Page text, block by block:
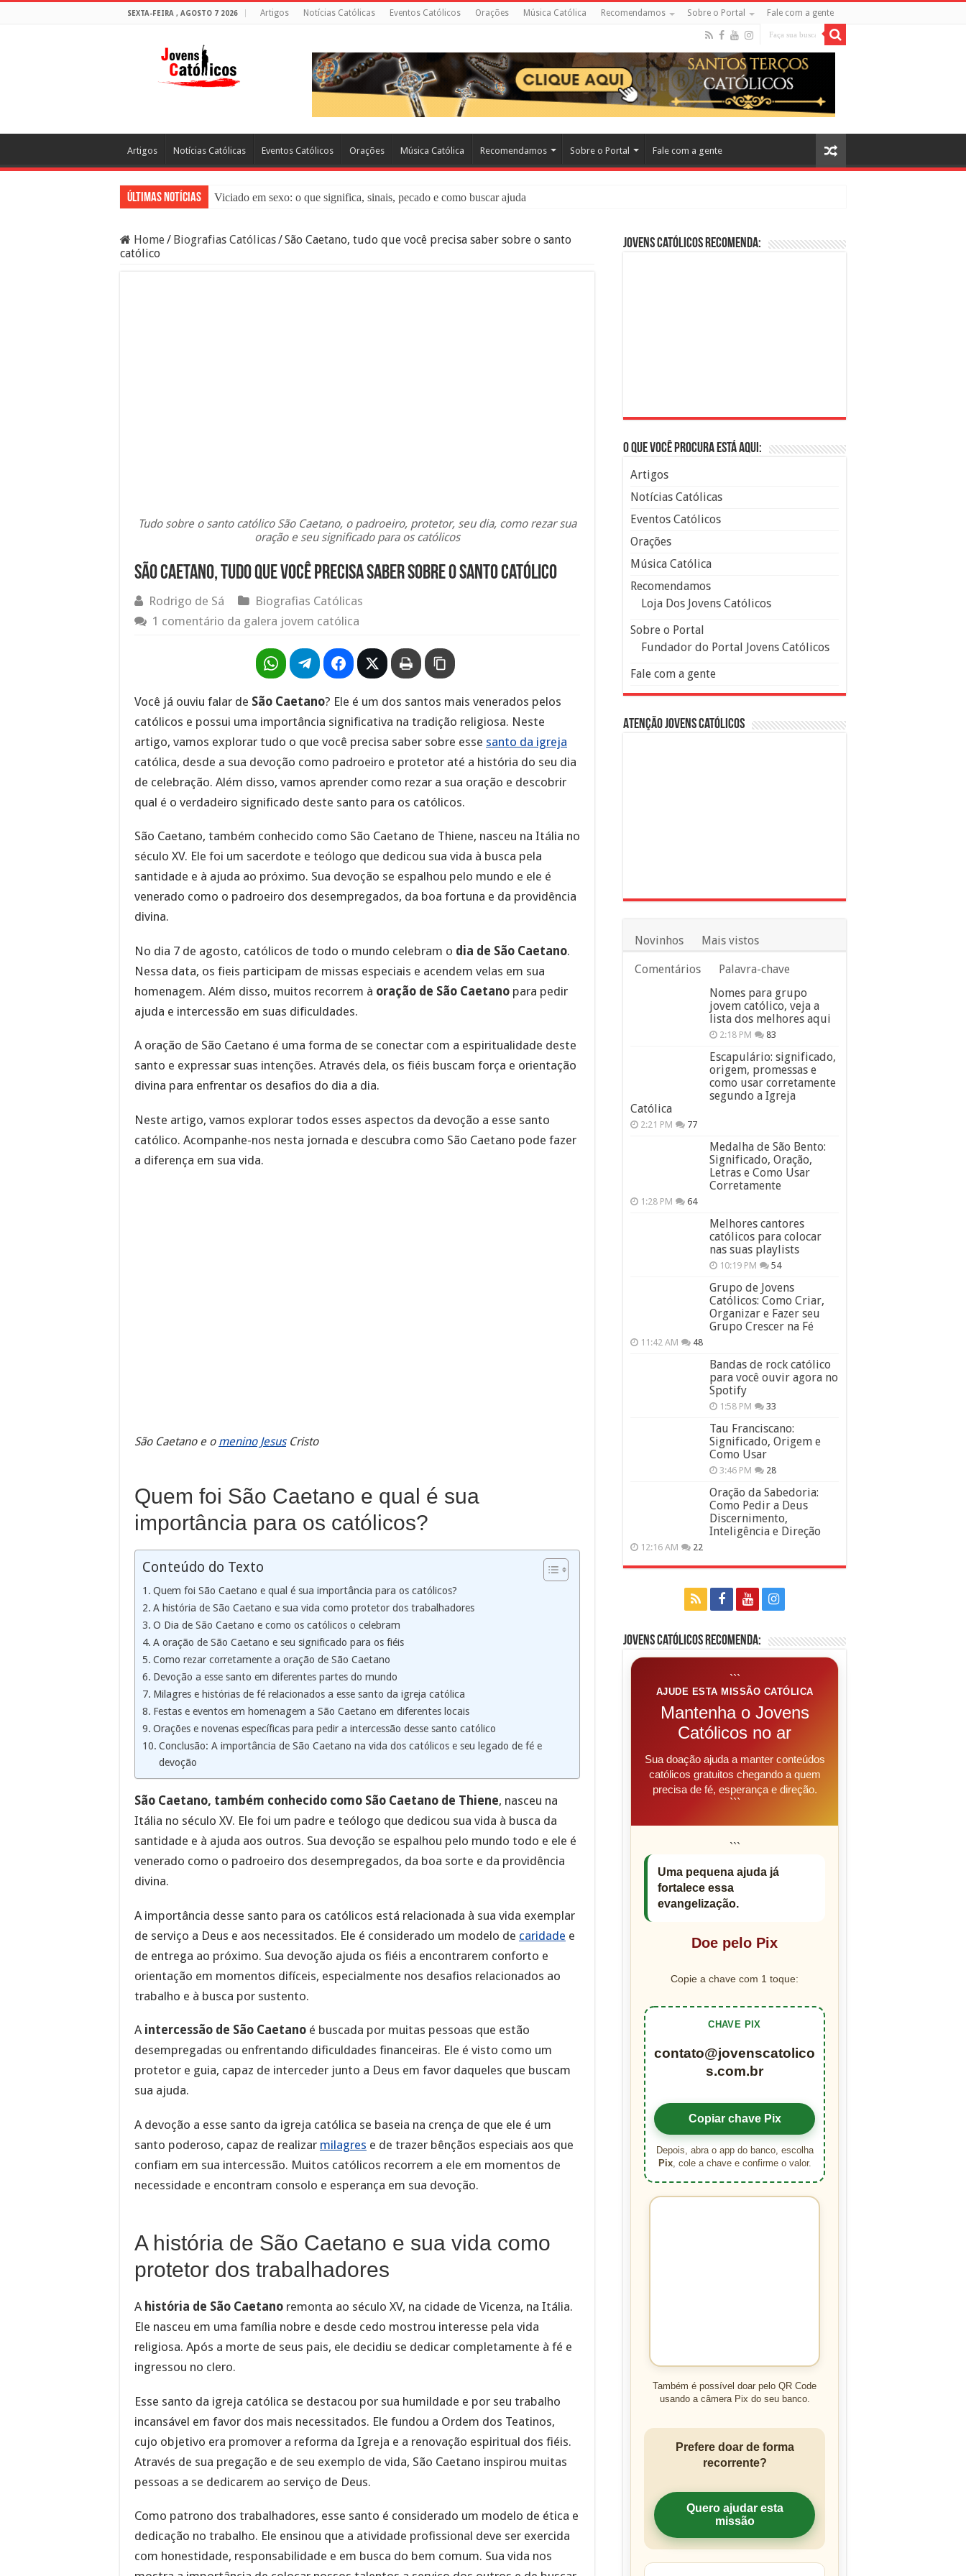
SEXTA-FEIRA , AGOSTO 7 2026 Artigos Notícias Católicas Eventos Católicos Orações Música Católica Recomendamos Sobre o Portal Fale com a gente
Artigos Notícias Católicas Eventos Católicos Orações Música Católica Recomendamos Sobre o Portal Fale com a gente
Últimas Notícias
Viciado em sexo: o que significa, sinais, pecado e como buscar ajuda
Filme Sagrado Coração – Seu Reino Não Terá Fim: O Documentário Que Vai Tocar os Católicos no Cinema
Home/ Biografias Católicas/São Caetano, tudo que você precisa saber sobre o santo
católico
Tudo sobre o santo católico São Caetano, o padroeiro, protetor, seu dia, como rezar sua
oração e seu significado para os católicos
São Caetano, tudo que você precisa saber sobre o santo católico
Rodrigo de Sá
Biografias Católicas
1 comentário da galera jovem católica
Você já ouviu falar de São Caetano? Ele é um dos santos mais venerados pelos
católicos e possui uma importância significativa na tradição religiosa. Neste
artigo, vamos explorar tudo o que você precisa saber sobre esse santo da igreja
católica, desde a sua devoção como padroeiro e protetor até a história do seu dia
de celebração. Além disso, vamos aprender como rezar a sua oração e descobrir
qual é o verdadeiro significado deste santo para os católicos.
São Caetano, também conhecido como São Caetano de Thiene, nasceu na Itália no
século XV. Ele foi um sacerdote e teólogo que dedicou sua vida à busca pela
santidade e à ajuda ao próximo. Sua devoção se espalhou pelo mundo e ele é
venerado como o padroeiro dos desempregados, da boa fortuna e da providência
divina.
No dia 7 de agosto, católicos de todo o mundo celebram o dia de São Caetano.
Nessa data, os fieis participam de missas especiais e acendem velas em sua
homenagem. Além disso, muitos recorrem à oração de São Caetano para pedir
ajuda e intercessão em suas dificuldades.
A oração de São Caetano é uma forma de se conectar com a espiritualidade deste
santo e expressar suas intenções. Através dela, os fiéis buscam força e orientação
divina para enfrentar os desafios do dia a dia.
Neste artigo, vamos explorar todos esses aspectos da devoção a esse santo
católico. Acompanhe-nos nesta jornada e descubra como São Caetano pode fazer
a diferença em sua vida.
São Caetano e o menino JesusCristo
Quem foi São Caetano e qual é sua
importância para os católicos?
Conteúdo do Texto
Quem foi São Caetano e qual é sua importância para os católicos?
A história de São Caetano e sua vida como protetor dos trabalhadores
O Dia de São Caetano e como os católicos o celebram
A oração de São Caetano e seu significado para os fiéis
Como rezar corretamente a oração de São Caetano
Devoção a esse santo em diferentes partes do mundo
Milagres e histórias de fé relacionados a esse santo da igreja católica
Festas e eventos em homenagem a São Caetano em diferentes locais
Orações e novenas específicas para pedir a intercessão desse santo católico
Conclusão: A importância de São Caetano na vida dos católicos e seu legado de fé e
devoção
São Caetano, também conhecido como São Caetano de Thiene, nasceu na
Itália no século XV. Ele foi um padre e teólogo que dedicou sua vida à busca da
santidade e à ajuda aos outros. Sua devoção se espalhou pelo mundo todo e ele é
venerado como o padroeiro dos desempregados, da boa sorte e da providência
divina.
A importância desse santo para os católicos está relacionada à sua vida exemplar
de serviço a Deus e aos necessitados. Ele é considerado um modelo de caridade e
de entrega ao próximo. Sua devoção ajuda os fiéis a encontrarem conforto e
orientação em momentos difíceis, especialmente nos desafios relacionados ao
trabalho e à busca por sustento.
A intercessão de São Caetano é buscada por muitas pessoas que estão
desempregadas ou enfrentando dificuldades financeiras. Ele é visto como um
protetor e guia, capaz de interceder junto a Deus em favor daqueles que buscam
sua ajuda.
A devoção a esse santo da igreja católica se baseia na crença de que ele é um
santo poderoso, capaz de realizar milagres e de trazer bênçãos especiais aos que
confiam em sua intercessão. Muitos católicos recorrem a ele em momentos de
necessidade e encontram consolo e esperança em sua devoção.
A história de São Caetano e sua vida como
protetor dos trabalhadores
A história de São Caetano remonta ao século XV, na cidade de Vicenza, na Itália.
Ele nasceu em uma família nobre e desde cedo mostrou interesse pela vida
religiosa. Após a morte de seus pais, ele decidiu se dedicar completamente à fé e
ingressou no clero.
Esse santo da igreja católica se destacou por sua humildade e por seu trabalho
incansável em favor dos mais necessitados. Ele fundou a Ordem dos Teatinos,
cujo objetivo era promover a reforma da Igreja e a renovação espiritual dos fiéis.
Através de sua pregação e de seu exemplo de vida, São Caetano inspirou muitas
pessoas a se dedicarem ao serviço de Deus.
Como patrono dos trabalhadores, esse santo é considerado um modelo de ética e
dedicação no trabalho. Ele ensinou que a atividade profissional deve ser exercida
com honestidade, responsabilidade e em busca do bem comum. Sua vida nos
Jovens Católicos Recomenda:
O que você procura está aqui:
Artigos
Notícias Católicas
Eventos Católicos
Orações
Música Católica
Recomendamos
Loja Dos Jovens Católicos
Sobre o Portal
Fundador do Portal Jovens Católicos
Fale com a gente
Atenção Jovens Católicos
Novinhos Mais vistos
Comentários
Palavra-chave
Nomes para grupo
jovem católico, veja a
lista dos melhores aqui
2:18 PM 83
Escapulário: significado,
origem, promessas e
como usar corretamente
segundo a Igreja
Católica
2:21 PM 77
Medalha de São Bento:
Significado, Oração,
Letras e Como Usar
Corretamente
1:28 PM 64
Melhores cantores
católicos para colocar
nas suas playlists
10:19 PM 54
Grupo de Jovens
Católicos: Como Criar,
Organizar e Fazer seu
Grupo Crescer na Fé
11:42 AM 48
Bandas de rock católico
para você ouvir agora no
Spotify
1:58 PM 33
Tau Franciscano:
Significado, Origem e
Como Usar
3:46 PM 28
Oração da Sabedoria:
Como Pedir a Deus
Discernimento,
Inteligência e Direção
12:16 AM 22
Jovens Católicos Recomenda:
```
AJUDE ESTA MISSÃO CATÓLICA
Mantenha o Jovens
Católicos no ar
Sua doação ajuda a manter conteúdos
católicos gratuitos chegando a quem
precisa de fé, esperança e direção.
```
```
Uma pequena ajuda já
fortalece essa
evangelização.
Doe pelo Pix
Copie a chave com 1 toque:
CHAVE PIX
contato@jovenscatolico
s.com.br
Copiar chave Pix
Depois, abra o app do banco, escolha
Pix, cole a chave e confirme o valor.
Também é possível doar pelo QR Code
usando a câmera Pix do seu banco.
Prefere doar de forma
recorrente?
Quero ajudar esta
missão